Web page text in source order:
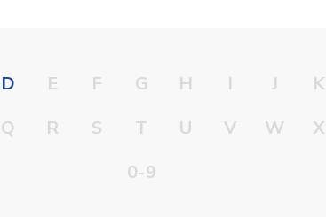
D E F G H I J K
Q R S T U V W X
0-9